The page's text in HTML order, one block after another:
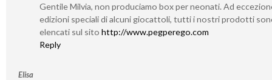
Gentile Milvia, non produciamo box per neonati. Ad
edizioni speciali di alcuni giocattoli, tutti i nostri prodotti
elencati sul sito http://www.pegperego.com
Reply
Elisa